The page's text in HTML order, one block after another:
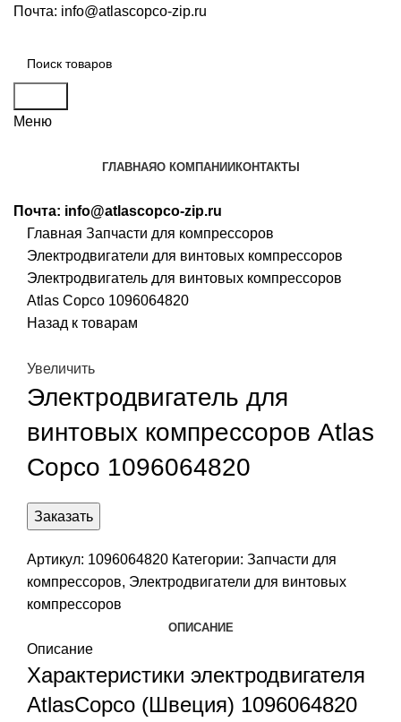
Почта: info@atlascopco-zip.ru
Меню
ГЛАВНАЯО КОМПАНИИ КОНТАКТЫ
Почта: info@atlascopco-zip.ru
Главная Запчасти для компрессоров
Электродвигатели для винтовых компрессоров
Электродвигатель для винтовых компрессоров
Atlas Copco 1096064820
Назад к товарам
Увеличить
Электродвигатель для
винтовых компрессоров Atlas
Copco 1096064820
Заказать
Артикул: 1096064820 Категории: Запчасти для
компрессоров, Электродвигатели для винтовых
компрессоров
ОПИСАНИЕ
Описание
Характеристики электродвигателя
AtlasCopco (Швеция) 1096064820